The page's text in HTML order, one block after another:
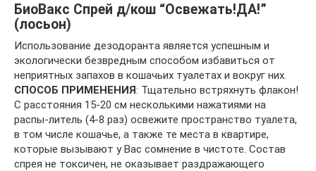
БиоВакс Спрей д/кош “Освежать!ДА!”
(лосьон)
Использование дезодоранта является успешным и
экологически безвредным способом избавиться от
неприятных запахов в кошачьих туалетах и вокруг них.
СПОСОБ ПРИМЕНЕНИЯ: Тщательно встряхнуть флакон!
С расстояния 15-20 см несколькими нажатиями на
распы-литель (4-8 раз) освежите пространство туалета,
в том числе кошачье, а также те места в квартире,
которые вызывают у Вас сомнение в чистоте. Состав
спрея не токсичен, не оказывает раздражающего